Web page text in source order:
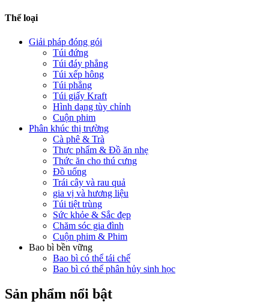
Thể loại
Giải pháp đóng gói
Túi đứng
Túi đáy phẳng
Túi xếp hông
Túi phẳng
Túi giấy Kraft
Hình dạng tùy chỉnh
Cuộn phim
Phân khúc thị trường
Cà phê & Trà
Thực phẩm & Đồ ăn nhẹ
Thức ăn cho thú cưng
Đồ uống
Trái cây và rau quả
gia vị và hương liệu
Túi tiệt trùng
Sức khỏe & Sắc đẹp
Chăm sóc gia đình
Cuộn phim & Phim
Bao bì bền vững
Bao bì có thể tái chế
Bao bì có thể phân hủy sinh học
Sản phẩm nổi bật